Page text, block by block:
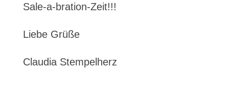
Sale-a-bration-Zeit!!!
Liebe Grüße
Claudia Stempelherz